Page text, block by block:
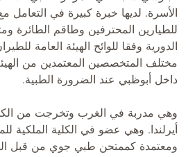
الأسرة. لديها خبرة كبيرة في التعامل
للطيارين المحترفين وطاقم الطائرة
الدورية وفقا للوائح الهيئة العامة
مختلف المتخصصين المعتمدين من
داخل أبوظبي عند الضرورة الطبية.
وهي مدربة في الغرب وتخرجت من
أيرلندا. وهي عضو في الكلية الملكية
ومعتمدة كممتحن طبي جوي من قبل